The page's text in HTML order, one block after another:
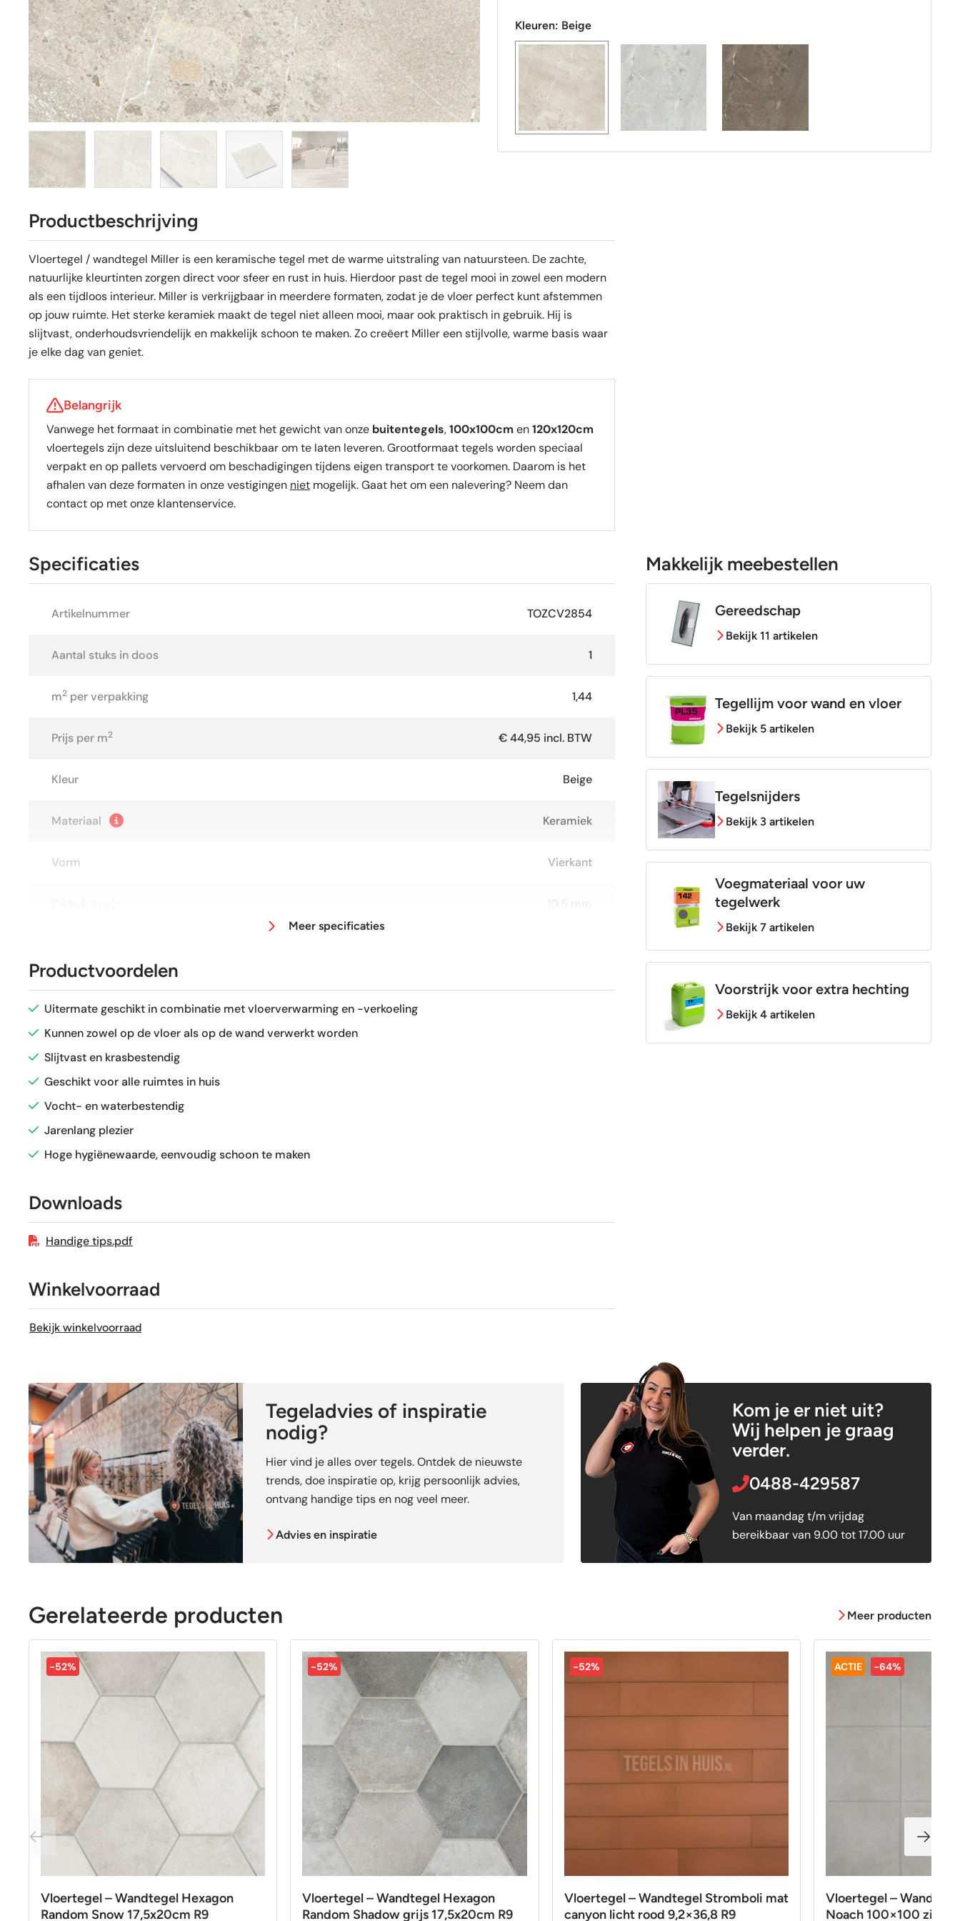
aantal
Kleuren: Beige
Productbeschrijving
Vloertegel / wandtegel Miller is een keramische tegel met de warme uitstraling van natuursteen. De zachte,
natuurlijke kleurtinten zorgen direct voor sfeer en rust in huis. Hierdoor past de tegel mooi in zowel een modern
als een tijdloos interieur. Miller is verkrijgbaar in meerdere formaten, zodat je de vloer perfect kunt afstemmen
op jouw ruimte. Het sterke keramiek maakt de tegel niet alleen mooi, maar ook praktisch in gebruik. Hij is
slijtvast, onderhoudsvriendelijk en makkelijk schoon te maken. Zo creëert Miller een stijlvolle, warme basis waar
je elke dag van geniet.
Belangrijk
Vanwege het formaat in combinatie met het gewicht van onze buitentegels,100x100cm en120x120cm
vloertegels zijn deze uitsluitend beschikbaar om te laten leveren. Grootformaat tegels worden speciaal
verpakt en op pallets vervoerd om beschadigingen tijdens eigen transport te voorkomen. Daarom is het
afhalen van deze formaten in onze vestigingen niet mogelijk. Gaat het om een nalevering? Neem dan
contact op met onze klantenservice.
Specificaties
Artikelnummer TOZCV2854
Aantal stuks in doos 1
m2 per verpakking 1,44
Prijs per m2 € 44,95 incl. BTW
Kleur Beige
Materiaal Keramiek
Vorm Vierkant
Antislipwaarde R9
Glans / Mat
Vorstbestendig
Sortering
Craquelé
Geschikt voor vloerverwarming
Meer specificaties
Productvoordelen
Uitermate geschikt in combinatie met vloerverwarming en -verkoeling
Kunnen zowel op de vloer als op de wand verwerkt worden
Slijtvast en krasbestendig
Geschikt voor alle ruimtes in huis
Vocht- en waterbestendig
Jarenlang plezier
Hoge hygiënewaarde, eenvoudig schoon te maken
Downloads
Handige tips.pdf
Winkelvoorraad
Bekijk winkelvoorraad
Makkelijk meebestellen
Gereedschap
Bekijk 11 artikelen
Tegellijm voor wand en vloer
Bekijk 5 artikelen
Tegelsnijders
Bekijk 3 artikelen
Voegmateriaal voor uw
tegelwerk
Bekijk 7 artikelen
Voorstrijk voor extra hechting
Bekijk 4 artikelen
Tegeladvies of inspiratie
nodig?
Hier vind je alles over tegels. Ontdek de nieuwste
trends, doe inspiratie op, krijg persoonlijk advies,
ontvang handige tips en nog veel meer.
Advies en inspiratie
Kom je er niet uit?
Wij helpen je graag
verder.
0488-429587
Van maandag t/m vrijdag
bereikbaar van 9.00 tot 17.00 uur
Gerelateerde producten Meer producten
-52%
Vloertegel – Wandtegel Hexagon
Random Snow 17,5x20cm R9
-52%
Vloertegel – Wandtegel Hexagon
Random Shadow grijs 17,5x20cm R9
-52%
Vloertegel – Wandtegel Stromboli mat
canyon licht rood 9,2×36,8 R9
ACTIE -64%
Vloertegel –
Noach 100×100 zilver